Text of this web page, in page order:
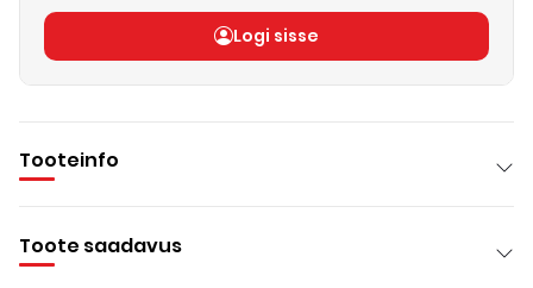
Logi sisse
Tooteinfo
Toote saadavus